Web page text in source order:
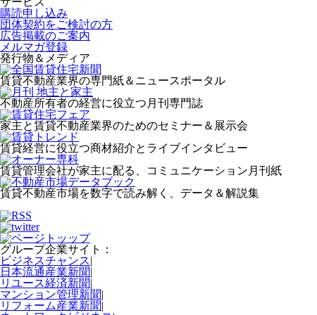
購読申し込み
団体契約をご検討の方
広告掲載のご案内
メルマガ登録
発行物＆メディア
賃貸不動産業界の専門紙＆ニュースポータル
不動産所有者の経営に役立つ月刊専門誌
家主と賃貸不動産業界のためのセミナー＆展示会
賃貸経営に役立つ商材紹介とライブインタビュー
賃貸管理会社が家主に配る、コミュニケーション月刊紙
賃貸不動産市場を数字で読み解く、データ＆解説集
グループ企業サイト：
ビジネスチャンス|
日本流通産業新聞|
リユース経済新聞|
マンション管理新聞|
リフォーム産業新聞|